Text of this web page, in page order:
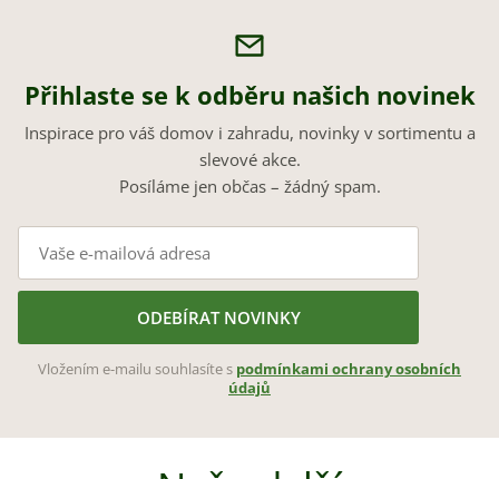
Přihlaste se k odběru našich novinek
Inspirace pro váš domov i zahradu, novinky v sortimentu a
slevové akce.
Posíláme jen občas – žádný spam.
ODEBÍRAT NOVINKY
Vložením e-mailu souhlasíte s podmínkami ochrany osobních
údajů